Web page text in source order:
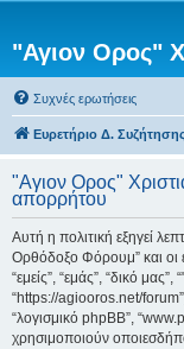
"Αγιον Ορος"
Συχνές ερωτήσεις
Ευρετήριο Δ. Συζήτησης
"Αγιον Ορος"
απορρήτου
Αυτή η πολιτική εξηγεί
Ορθόδοξο Φόρουμ” και οι
“εμείς”, “εμάς”, “δικό
“https://agiooros.net/
“λογισμικό phpBB”,
χρησιμοποιούν